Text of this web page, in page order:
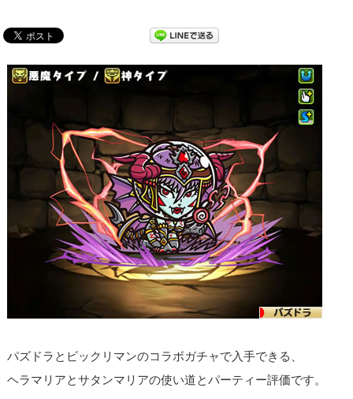
パズドラとビックリマンのコラボガチャで入手できる、
ヘラマリアとサタンマリアの使い道とパーティー評価です。